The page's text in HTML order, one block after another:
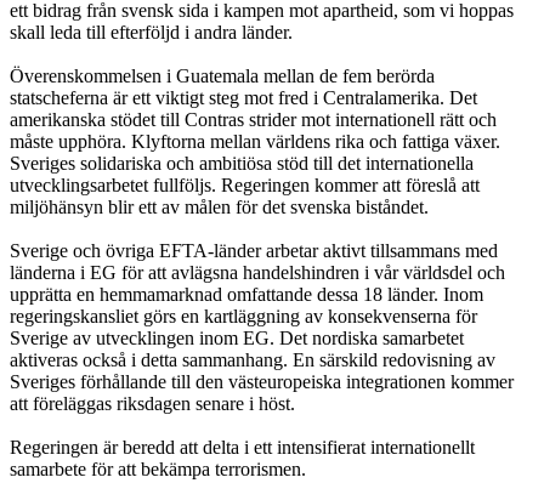
ett bidrag från svensk sida i kampen mot apartheid, som vi hoppas
skall leda till efterföljd i andra länder.
Överenskommelsen i Guatemala mellan de fem berörda
statscheferna är ett viktigt steg mot fred i Centralamerika. Det
amerikanska stödet till Contras strider mot internationell rätt och
måste upphöra. Klyftorna mellan världens rika och fattiga växer.
Sveriges solidariska och ambitiösa stöd till det internationella
utvecklingsarbetet fullföljs. Regeringen kommer att föreslå att
miljöhänsyn blir ett av målen för det svenska biståndet.
Sverige och övriga EFTA-länder arbetar aktivt tillsammans med
länderna i EG för att avlägsna handelshindren i vår världsdel och
upprätta en hemmamarknad omfattande dessa 18 länder. Inom
regeringskansliet görs en kartläggning av konsekvenserna för
Sverige av utvecklingen inom EG. Det nordiska samarbetet
aktiveras också i detta sammanhang. En särskild redovisning av
Sveriges förhållande till den västeuropeiska integrationen kommer
att föreläggas riksdagen senare i höst.
Regeringen är beredd att delta i ett intensifierat internationellt
samarbete för att bekämpa terrorismen.